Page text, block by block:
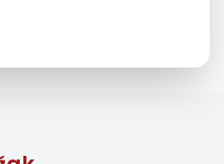
nasledio je od oca,